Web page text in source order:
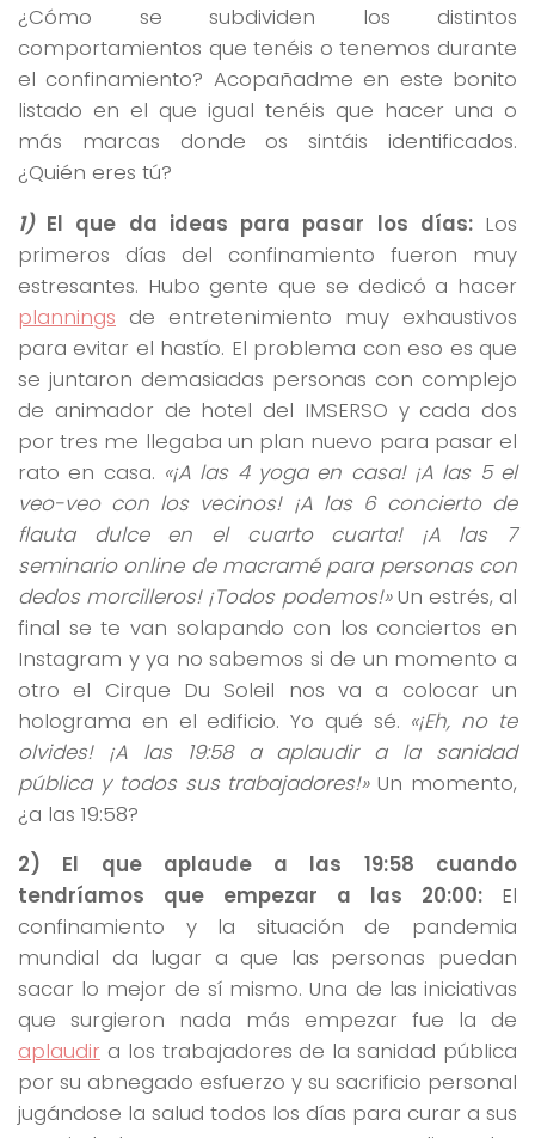
¿Cómo se subdividen los distintos
comportamientos que tenéis o tenemos durante
el confinamiento? Acopañadme en este bonito
listado en el que igual tenéis que hacer una o
más marcas donde os sintáis identificados.
¿Quién eres tú?
1) El que da ideas para pasar los días: Los
primeros días del confinamiento fueron muy
estresantes. Hubo gente que se dedicó a hacer
plannings de entretenimiento muy exhaustivos
para evitar el hastío. El problema con eso es que
se juntaron demasiadas personas con complejo
de animador de hotel del IMSERSO y cada dos
por tres me llegaba un plan nuevo para pasar el
rato en casa. «¡A las 4 yoga en casa! ¡A las 5 el
veo-veo con los vecinos! ¡A las 6 concierto de
flauta dulce en el cuarto cuarta! ¡A las 7
seminario online de macramé para personas con
dedos morcilleros! ¡Todos podemos!»Un estrés, al
final se te van solapando con los conciertos en
Instagram y ya no sabemos si de un momento a
otro el Cirque Du Soleil nos va a colocar un
holograma en el edificio. Yo qué sé. «¡Eh, no te
olvides! ¡A las 19:58 a aplaudir a la sanidad
pública y todos sus trabajadores!»Un momento,
¿a las 19:58?
2) El que aplaude a las 19:58 cuando
tendríamos que empezar a las 20:00: El
confinamiento y la situación de pandemia
mundial da lugar a que las personas puedan
sacar lo mejor de sí mismo. Una de las iniciativas
que surgieron nada más empezar fue la de
aplaudir a los trabajadores de la sanidad pública
por su abnegado esfuerzo y su sacrificio personal
jugándose la salud todos los días para curar a sus